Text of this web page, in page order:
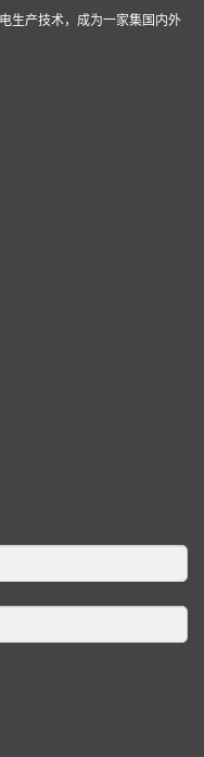
生产技术，成为一家集国内外